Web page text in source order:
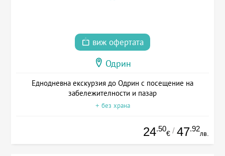
виж офертата
Одрин
Еднодневна екскурзия до Одрин с посещение на
забележителности и пазар
+ без храна
24.50
€ / 47.92
лв.